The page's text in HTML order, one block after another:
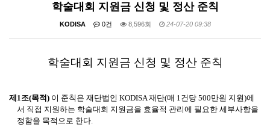
학술대회 지원금 신청 및 정산 준칙
KODISA 0건 8,596회 24-07-20 09:38
학술대회 지원금 신청 및 정산 준칙
제 1조(목적 ) 이 준칙은 재단법인 KODISA재단(매 1건당 500만원 지원)에
서 직접 지원하는 학술대회 지원금을 효율적 관리에 필요한 세부사항을
정함을 목적으로 한다.